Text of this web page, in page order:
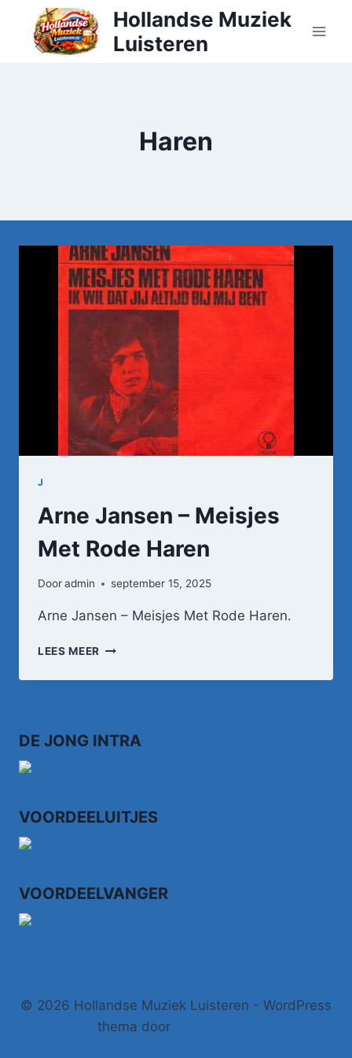
Doorgaan
inhoud
Hollandse Muziek
Luisteren
Haren
J
Arne Jansen – Meisjes
Met Rode Haren
Dooradmin september 15, 2025
Arne Jansen – Meisjes Met Rode Haren.
LEES MEER ARNE
–
HAREN
DE JONG INTRA
VOORDEELUITJES
VOORDEELVANGER
© 2026 Hollandse Muziek Luisteren - WordPress
thema door